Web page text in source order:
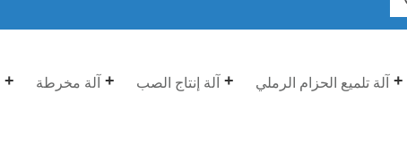
آلة مخرطة آلة إنتاج الصب آلة تلميع الحزام الرملي